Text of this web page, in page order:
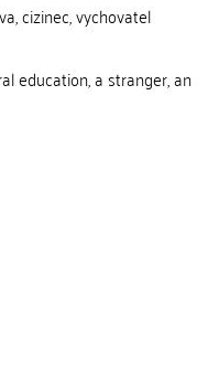
cizinec, vychovatel
education, a stranger, an